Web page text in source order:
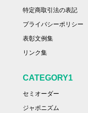
特定商取引法の表記
プライバシーポリシー
表彰文例集
リンク集
CATEGORY1
セミオーダー
ジャポニズム